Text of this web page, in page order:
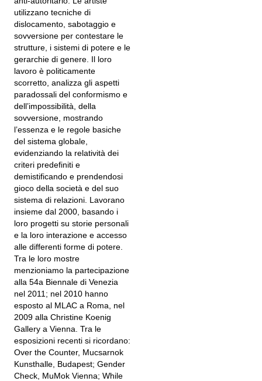
utilizzano tecniche di
dislocamento, sabotaggio e
sovversione per contestare le
strutture, i sistemi di potere e le
gerarchie di genere. Il loro
lavoro è politicamente
scorretto, analizza gli aspetti
paradossali del conformismo e
dell’impossibilità, della
sovversione, mostrando
l’essenza e le regole basiche
del sistema globale,
evidenziando la relatività dei
criteri predefiniti e
demistificando e prendendosi
gioco della società e del suo
sistema di relazioni. Lavorano
insieme dal 2000, basando i
loro progetti su storie personali
e la loro interazione e accesso
alle differenti forme di potere.
Tra le loro mostre
menzioniamo la partecipazione
alla 54a Biennale di Venezia
nel 2011; nel 2010 hanno
esposto al MLAC a Roma, nel
2009 alla Christine Koenig
Gallery a Vienna. Tra le
esposizioni recenti si ricordano:
Over the Counter, Mucsarnok
Kunsthalle, Budapest; Gender
Check, MuMok Vienna; While